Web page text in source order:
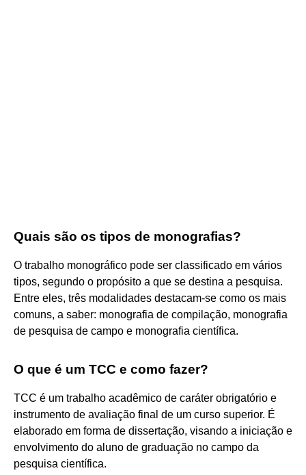
Quais são os tipos de monografias?
O trabalho monográfico pode ser classificado em vários
tipos, segundo o propósito a que se destina a pesquisa.
Entre eles, três modalidades destacam-se como os mais
comuns, a saber: monografia de compilação, monografia
de pesquisa de campo e monografia científica.
O que é um TCC e como fazer?
TCC é um trabalho acadêmico de caráter obrigatório e
instrumento de avaliação final de um curso superior. É
elaborado em forma de dissertação, visando a iniciação e
envolvimento do aluno de graduação no campo da
pesquisa científica.